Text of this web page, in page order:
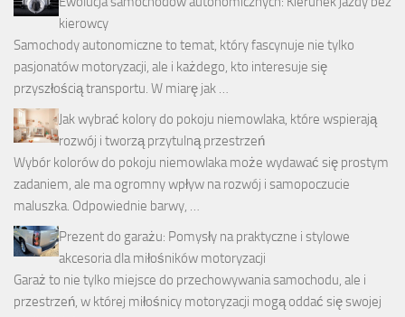
kierowcy
Samochody autonomiczne to temat, który fascynuje nie tylko
pasjonatów motoryzacji, ale i każdego, kto interesuje się
przyszłością transportu. W miarę jak …
Jak wybrać kolory do pokoju niemowlaka, które wspierają
rozwój i tworzą przytulną przestrzeń
Wybór kolorów do pokoju niemowlaka może wydawać się prostym
zadaniem, ale ma ogromny wpływ na rozwój i samopoczucie
maluszka. Odpowiednie barwy, …
Prezent do garażu: Pomysły na praktyczne i stylowe
akcesoria dla miłośników motoryzacji
Garaż to nie tylko miejsce do przechowywania samochodu, ale i
przestrzeń, w której miłośnicy motoryzacji mogą oddać się swojej